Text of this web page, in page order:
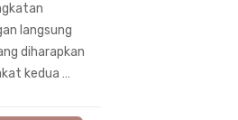
langsung
diharapkan
kedua …